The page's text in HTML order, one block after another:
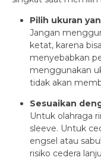
Pilih ukuran
Jangan
ketat, karena
menyebabkan
menggunakan
tidak akan
Sesuaikan
Untuk olahraga
sleeve. Untuk
engsel atau
risiko cedera